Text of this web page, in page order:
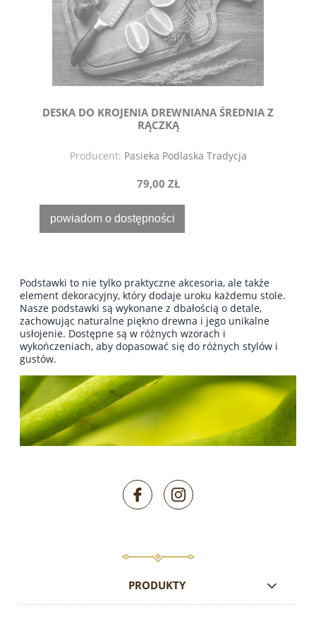
DESKA DO KROJENIA DREWNIANA ŚREDNIA Z
RĄCZKĄ
Producent: Pasieka Podlaska Tradycja
79,00 ZŁ
powiadom o dostępności
Podstawki to nie tylko praktyczne akcesoria, ale także
element dekoracyjny, który dodaje uroku każdemu stole.
Nasze podstawki są wykonane z dbałością o detale,
zachowując naturalne piękno drewna i jego unikalne
usłojenie. Dostępne są w różnych wzorach i
wykończeniach, aby dopasować się do różnych stylów i
gustów.
PRODUKTY